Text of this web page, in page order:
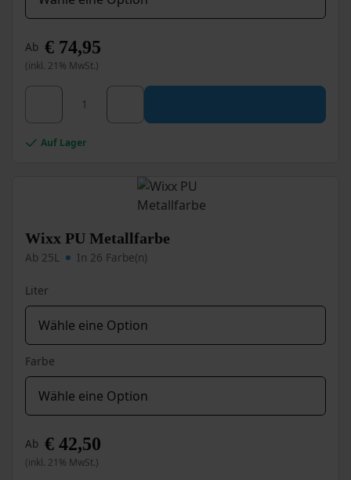
Ab € 74,95
(inkl. 21% MwSt.)
Wixx 2K Epoxid Metallbeschichtung Menge
Dieses
weist
mehrere
auf
Produktseite
werden
Auf Lager
Wixx PU Metallfarbe
Ab 25L In 26 Farbe(n)
Liter
Farbe
Ab € 42,50
(inkl. 21% MwSt.)